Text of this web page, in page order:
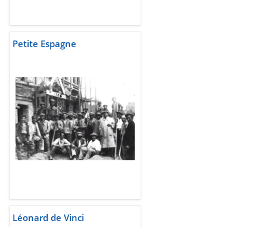
Petite Espagne
Léonard de Vinci